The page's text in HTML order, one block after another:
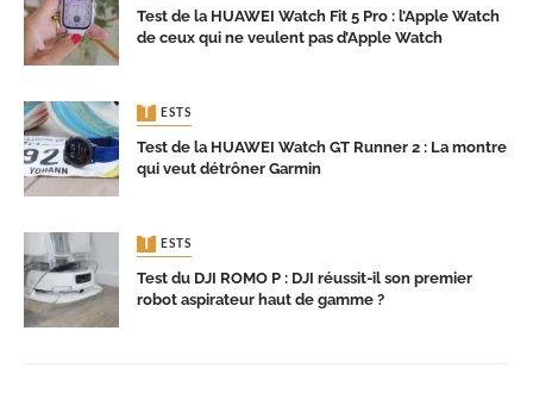
Test de la HUAWEI Watch Fit 5 Pro : l’Apple Watch
de ceux qui ne veulent pas d’Apple Watch
TESTS
Test de la HUAWEI Watch GT Runner 2 : La montre
qui veut détrôner Garmin
TESTS
Test du DJI ROMO P : DJI réussit-il son premier
robot aspirateur haut de gamme ?